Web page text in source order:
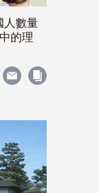
人數量
的理